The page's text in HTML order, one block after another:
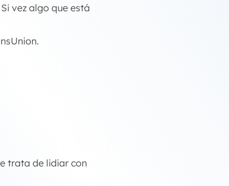
vez algo que está
trata de lidiar con